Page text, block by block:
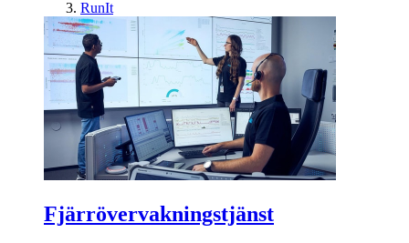
RunIt
Fjärrövervakningstjänst